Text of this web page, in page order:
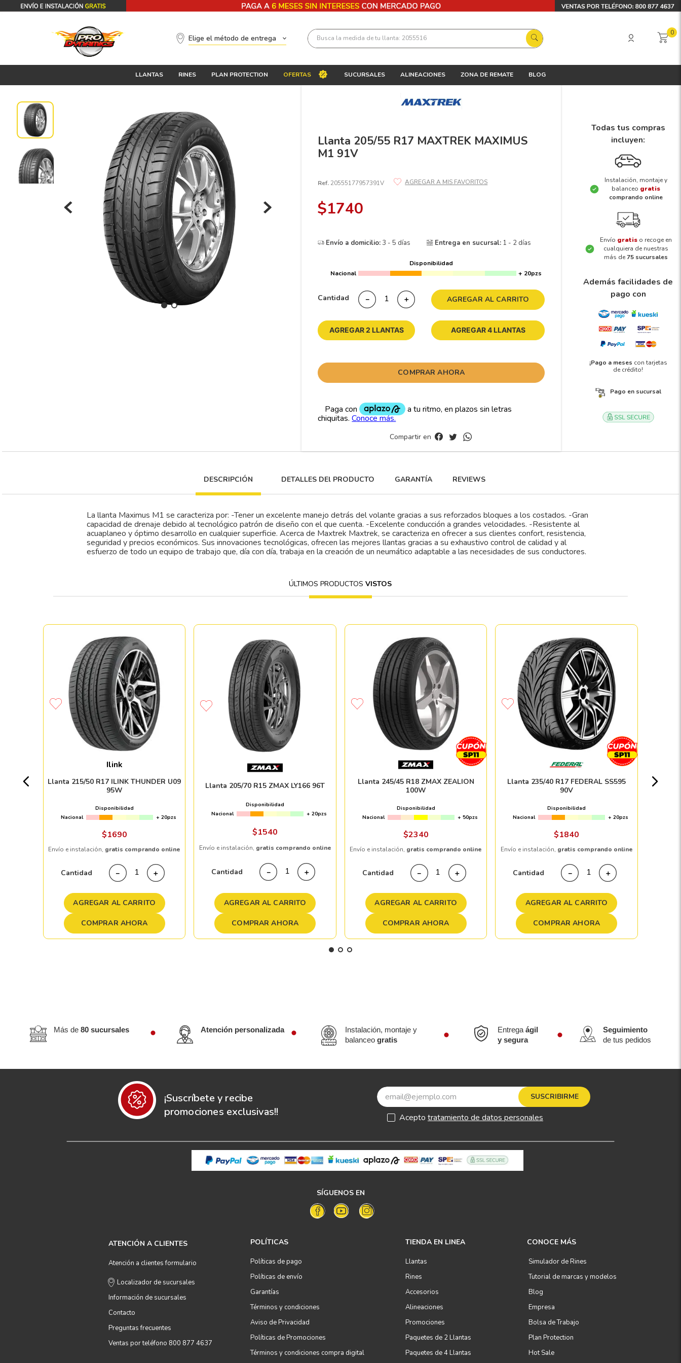
Elige el método de entrega Busca la medida de tu llanta: 2055516 0
LLANTAS RINES PLAN PROTECTION OFERTAS SUCURSALES ALINEACIONES ZONA DE REMATE BLOG
Llanta 205/55 R17 MAXTREK MAXIMUS
M1 91V
Ref. 20555177957391V
$1740
Envío a domicilio:3 - 5 días Entrega en sucursal: 1 - 2 días
Disponibilidad
Nacional
+ 20pzs
Cantidad ＋
－ AGREGAR AL CARRITO
AGREGAR 2 LLANTAS AGREGAR 4 LLANTAS
COMPRAR AHORA
Compartir en
Todas tus compras
incluyen:
Instalación, montaje y
balanceo gratis
comprando online
Envío gratis o recoge en
cualquiera de nuestras
más de75 sucursales
Además facilidades de
pago con
¡Pago a meses con tarjetas
de crédito!
Pago en sucursal
DESCRIPCIÓN DETALLES DEl PRODUCTO GARANTÍA REVIEWS
La llanta Maximus M1 se caracteriza por: -Tener un excelente manejo detrás del volante gracias a sus reforzados bloques a los costados. -Gran
capacidad de drenaje debido al tecnológico patrón de diseño con el que cuenta. -Excelente conducción a grandes velocidades. -Resistente al
acuaplaneo y óptimo desarrollo en cualquier superficie. Acerca de Maxtrek Maxtrek, se caracteriza en ofrecer a sus clientes confort, resistencia,
seguridad y precios económicos. Sus innovaciones tecnológicas, ofrecen las mejores llantas gracias a su exhaustivo control de calidad y al
esfuerzo de todo un equipo de trabajo que, día con día, trabaja en la creación de un neumático adaptable a las necesidades de sus conductores.
ÚLTIMOS PRODUCTOSVISTOS
Ilink
Llanta 215/50 R17 ILINK THUNDER U09
95W
Disponibilidad
Nacional
+ 20pzs
$1690
Envío e instalación, gratis comprando online
Cantidad ＋
－
AGREGAR AL CARRITO
COMPRAR AHORA
Llanta 205/70 R15 ZMAX LY166 96T
Disponibilidad
Nacional
+ 20pzs
$1540
Envío e instalación, gratis comprando online
Cantidad ＋
－
AGREGAR AL CARRITO
COMPRAR AHORA
Llanta 245/45 R18 ZMAX ZEALION
100W
Disponibilidad
Nacional
+ 50pzs
$2340
Envío e instalación, gratis comprando online
Cantidad ＋
－
AGREGAR AL CARRITO
COMPRAR AHORA
Llanta 235/40 R17 FEDERAL SS595
90V
Disponibilidad
Nacional
+ 20pzs
$1840
Envío e instalación, gratis comprando online
Cantidad ＋
－
AGREGAR AL CARRITO
COMPRAR AHORA
Más de 80 sucursales Atención personalizada
Instalación, montaje y
balanceogratis
Entregaágil
y segura
Seguimiento
de tus pedidos
¡Suscríbete y recibe
promociones exclusivas!!
SUSCRIBIRME
Acepto tratamiento de datos personales
SÍGUENOS EN
ATENCIÓN A CLIENTES
Atención a clientes formulario
Localizador de sucursales
Información de sucursales
Contacto
Preguntas frecuentes
Ventas por teléfono 800 877 4637
POLÍTICAS
Políticas de pago
Políticas de envío
Garantías
Términos y condiciones
Aviso de Privacidad
Políticas de Promociones
Términos y condiciones compra digital
TIENDA EN LINEA
Llantas
Rines
Accesorios
Alineaciones
Promociones
Paquetes de 2 Llantas
Paquetes de 4 Llantas
CONOCE MÁS
Simulador de Rines
Tutorial de marcas y modelos
Blog
Empresa
Bolsa de Trabajo
Plan Protection
Hot Sale
Términos más buscados
195 65 15